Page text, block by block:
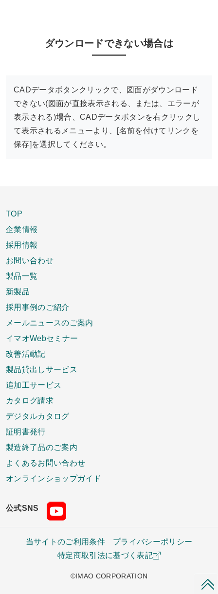
ダウンロードできない場合は
CADデータボタンクリックで、図面がダウンロード
できない(図面が直接表示される、または、エラーが
表示される)場合、CADデータボタンを右クリックし
て表示されるメニューより、[名前を付けてリンクを
保存]を選択してください。
TOP
企業情報
採用情報
お問い合わせ
製品一覧
新製品
採用事例のご紹介
メールニュースのご案内
イマオWebセミナー
改善活動記
製品貸出しサービス
追加工サービス
カタログ請求
デジタルカタログ
証明書発行
製造終了品のご案内
よくあるお問い合わせ
オンラインショップガイド
公式SNS
©IMAO CORPORATION
当サイトのご利用条件
プライバシーポリシー
特定商取引法に基づく表記